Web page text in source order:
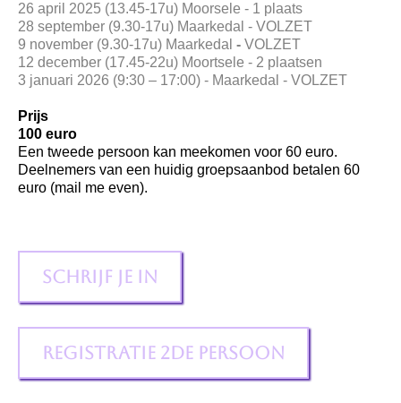
26 april 2025 (13.45-17u) Moorsele - 1 plaats
28 september (9.30-17u) Maarkedal - VOLZET
9 november (9.30-17u) Maarkedal - VOLZET
12 december (17.45-22u) Moortsele - 2 plaatsen
3 januari 2026 (9:30 – 17:00) - Maarkedal - VOLZET
Prijs
100 euro
Een tweede persoon kan meekomen voor 60 euro.
Deelnemers van een huidig groepsaanbod betalen 60
euro (mail me even).
Schrijf je in
Registratie 2de persoon